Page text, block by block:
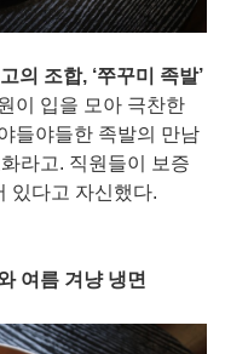
의 조합, ‘쭈꾸미 족발’
이 입을 모아 극찬한
들야들한 족발의 만남
라고. 직원들이 보증
있다고 자신했다.
여름 겨냥 냉면